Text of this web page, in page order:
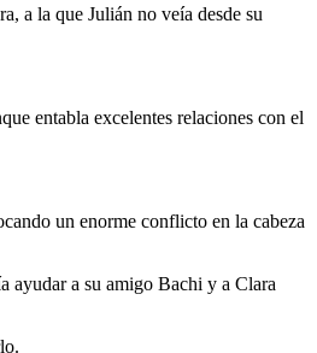
a la que Julián no veía desde su
entabla excelentes relaciones con el
un enorme conflicto en la cabeza
ayudar a su amigo Bachi y a Clara